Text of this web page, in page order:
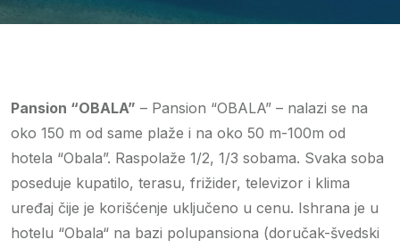
Pansion “OBALA” – Pansion “OBALA” – nalazi se na
oko 150 m od same plaže i na oko 50 m-100m od
hotela “Obala”. Raspolaže 1/2, 1/3 sobama. Svaka soba
poseduje kupatilo, terasu, frižider, televizor i klima
uređaj čije je korišćenje uključeno u cenu. Ishrana je u
hotelu “Obala“ na bazi polupansiona (doručak-švedski